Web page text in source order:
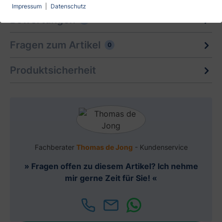
Bewertungen
Fragen zum Artikel 0
Produktsicherheit
Fachberater Thomas de Jong - Kundenservice
» Fragen offen zu diesem Artikel? Ich nehme
mir gerne Zeit für Sie! «
Impressum Datenschutz